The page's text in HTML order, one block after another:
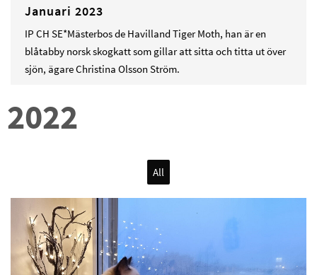
Januari 2023
IP CH SE*Mästerbos de Havilland Tiger Moth, han är en
blåtabby norsk skogkatt som gillar att sitta och titta ut över
sjön, ägare Christina Olsson Ström.
2022
All